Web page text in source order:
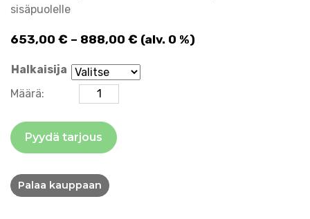
sisäpuolelle
653,00 € – 888,00 € Hintaluokka:
-
(alv. 0 %)
Halkaisija
Flexiputken
määrä
Määrä:
Pyydä tarjous
Palaa kauppaan